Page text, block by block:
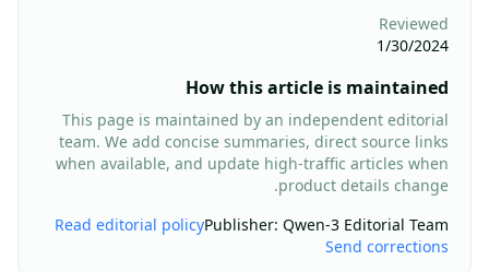
Reviewed
1/30/2024
How this article is maintained
This page is maintained by an independent editorial
team. We add concise summaries, direct source links
when available, and update high-traffic articles when
product details change.
Publisher: Qwen-3 Editorial Team
Read editorial policy
Send corrections